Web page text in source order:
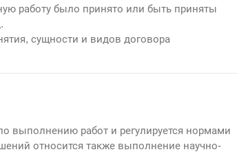
работу было принято или быть приняты
сущности и видов договора
выполнению работ и регулируется нормами
относится также выполнение научно-